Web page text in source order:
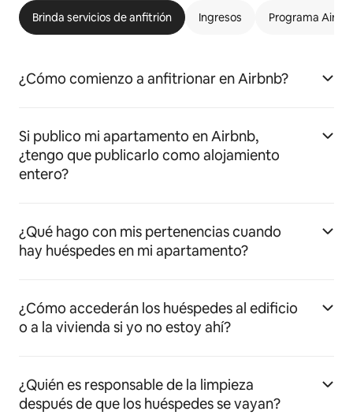
Brinda servicios de anfitrión Ingresos Programa
¿Cómo comienzo a anfitrionar en Airbnb?
Si publico mi apartamento en Airbnb,
¿tengo que publicarlo como alojamiento
entero?
¿Qué hago con mis pertenencias cuando
hay huéspedes en mi apartamento?
¿Cómo accederán los huéspedes al edificio
o a la vivienda si yo no estoy ahí?
¿Quién es responsable de la limpieza
después de que los huéspedes se vayan?